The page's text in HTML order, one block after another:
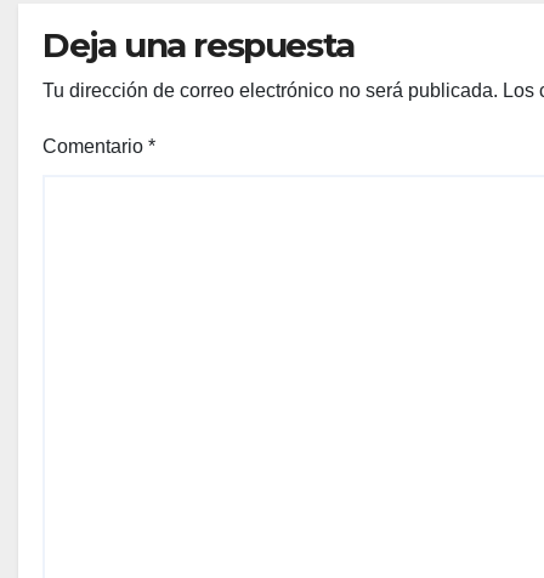
Deja una respuesta
Tu dirección de correo electrónico no será publicada. Los
Comentario *